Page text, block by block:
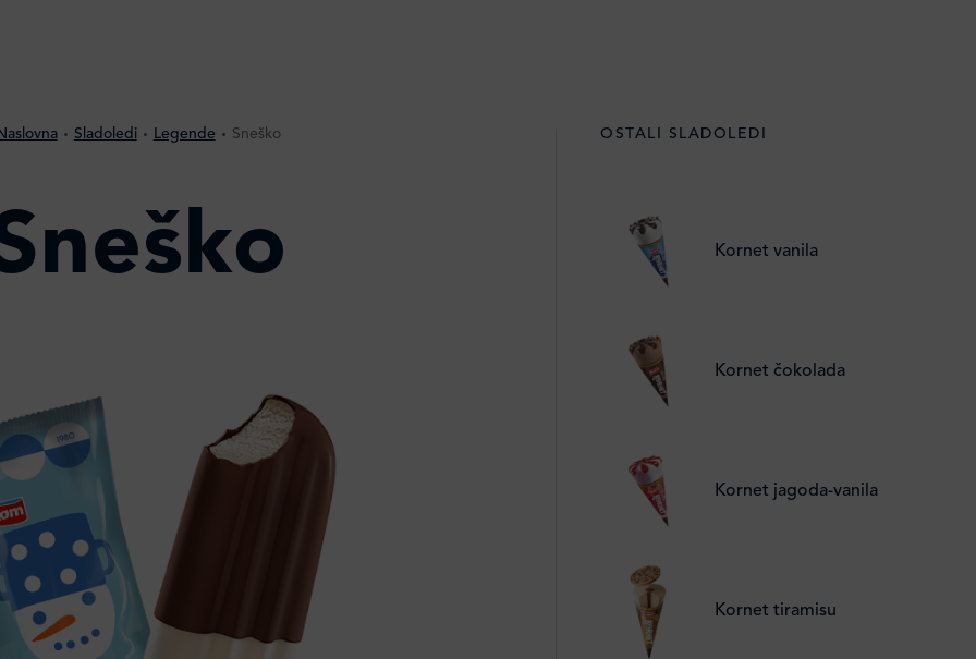
Sladoledi Legende Sneško OSTALI SLADOLEDI
Kornet vanila
Kornet čokolada
Kornet jagoda-vanila
Kornet tiramisu